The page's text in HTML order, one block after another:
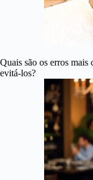
Quais são os erros
evitá-los?